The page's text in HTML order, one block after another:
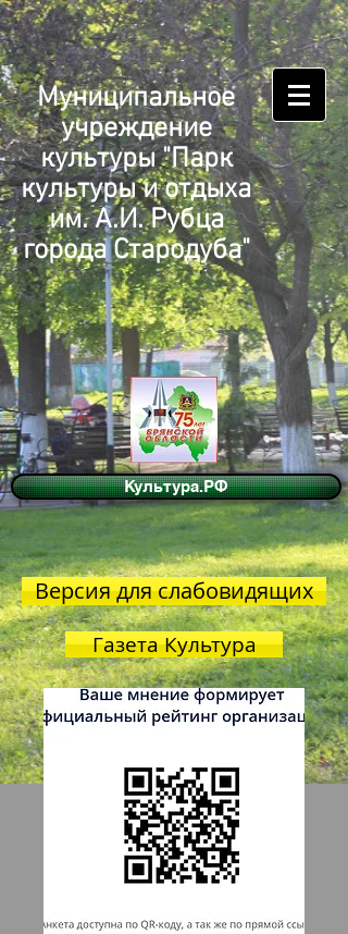
Муниципальное
учреждение
культуры "Парк
культуры и отдыха
им. А.И. Рубца
города Стародуба"
Культура.РФ
Версия для слабовидящих
Газета Культура